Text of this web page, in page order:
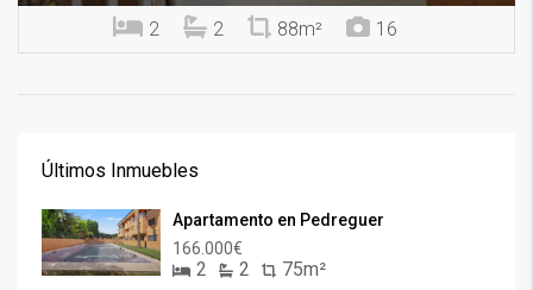
2 2 88m² 16
Últimos Inmuebles
Apartamento en Pedreguer
166.000€
2 2 75m²